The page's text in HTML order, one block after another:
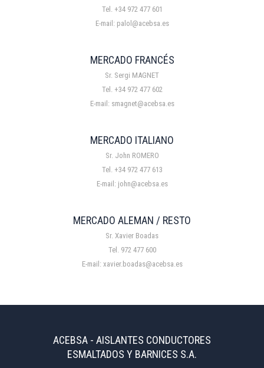
Tel. +34 972 477 601
E-mail: palol@acebsa.es
MERCADO FRANCÉS
Sr. Sergi MAGNET
Tel. +34 972 477 602
E-mail: smagnet@acebsa.es
MERCADO ITALIANO
Sr. John ROMERO
Tel. +34 972 477 613
E-mail: john@acebsa.es
MERCADO ALEMAN / RESTO
Sr. Xavier Boadas
Tel. 972 477 600
E-mail: xavier.boadas@acebsa.es
ACEBSA - AISLANTES CONDUCTORES
ESMALTADOS Y BARNICES S.A.